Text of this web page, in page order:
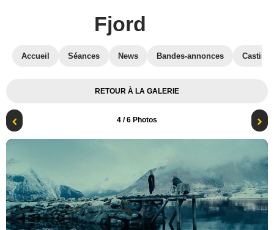
Fjord
Accueil Séances News Bandes-annonces Casting
RETOUR À LA GALERIE
4 / 6 Photos